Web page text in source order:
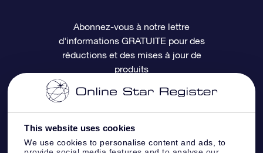
This website uses cookies
We use cookies to personalise content and ads, to
Questions fréquemment posées
Revues
Carte cadeau OSR
Page d’accueil personnalisée
Appli Voler vers les étoiles
Informations de paiement
Informations d’expédition
Politique de retour
Constellations
Abonnez-vous à notre lettre
d'informations GRATUITE pour des
réductions et des mises à jour de
produits